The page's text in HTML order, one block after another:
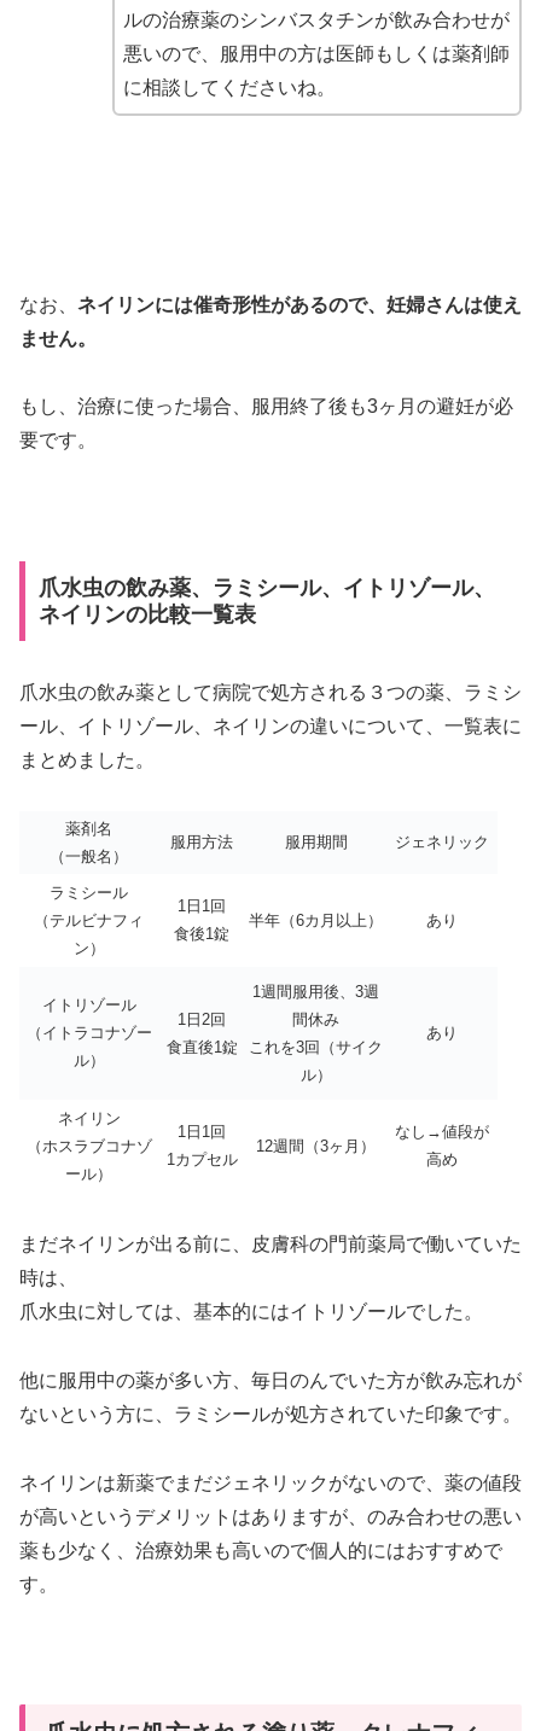
ルの治療薬のシンバスタチンが飲み合わせが
悪いので、服用中の方は医師もしくは薬剤師
に相談してくださいね。
なお、 ネイリンには催奇形性があるので、妊婦さんは使え
ません。
もし、治療に使った場合、服用終了後も3ヶ月の避妊が必
要です。
爪水虫の飲み薬、ラミシール、イトリゾール、
ネイリンの比較一覧表
爪水虫の飲み薬として病院で処方される３つの薬、ラミシ
ール、イトリゾール、ネイリンの違いについて、一覧表に
まとめました。
薬剤名
（一般名）
服用方法 服用期間 ジェネリック
ラミシール
（テルビナフィ
ン）
1日1回
食後1錠
半年（6カ月以上） あり
イトリゾール
（イトラコナゾー
ル）
1日2回
食直後1錠
1週間服用後、3週
間休み
これを3回（サイク
ル）
あり
ネイリン
（ホスラブコナゾ
ール）
1日1回
1カプセル
12週間（3ヶ月）
なし→値段が
高め
まだネイリンが出る前に、皮膚科の門前薬局で働いていた
時は、
爪水虫に対しては、基本的にはイトリゾールでした。
他に服用中の薬が多い方、毎日のんでいた方が飲み忘れが
ないという方に、ラミシールが処方されていた印象です。
ネイリンは新薬でまだジェネリックがないので、薬の値段
が高いというデメリットはありますが、のみ合わせの悪い
薬も少なく、治療効果も高いので個人的にはおすすめで
す。